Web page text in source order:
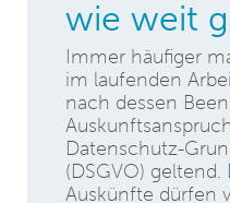
wie weit
Immer häufiger
im laufenden
nach dessen
Datenschutz-
(DSGVO)
Auskünfte dürfen